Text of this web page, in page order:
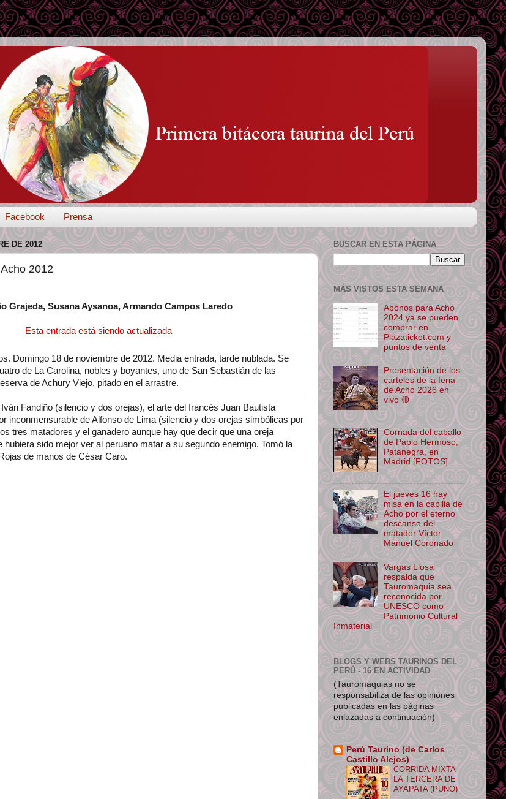
Facebook Prensa
DE 2012
2012
Grajeda, Susana Aysanoa, Armando Campos Laredo
siendo actualizada
Domingo 18 de noviembre de 2012. Media entrada, tarde nublada. Se
de La Carolina, nobles y boyantes, uno de San Sebastián de las
de Achury Viejo, pitado en el arrastre.
Fandiño (silencio y dos orejas), el arte del francés Juan Bautista
inconmensurable de Alfonso de Lima (silencio y dos orejas simbólicas por
tres matadores y el ganadero aunque hay que decir que una oreja
hubiera sido mejor ver al peruano matar a su segundo enemigo. Tomó la
de manos de César Caro.
BUSCAR EN ESTA PÁGINA
MÁS VISTOS ESTA SEMANA
Abonos para Acho
2024 ya se pueden
comprar en
Plazaticket.com y
puntos de venta
Presentación de los
carteles de la feria
de Acho 2026 en
vivo 🔴
Cornada del caballo
de Pablo Hermoso,
Patanegra, en
Madrid [FOTOS]
El jueves 16 hay
misa en la capilla de
Acho por el eterno
descanso del
matador Víctor
Manuel Coronado
Vargas Llosa
respalda que
Tauromaquia sea
reconocida por
UNESCO como
Patrimonio Cultural
Inmaterial
BLOGS Y WEBS TAURINOS DEL
PERÚ - 16 EN ACTIVIDAD
(Tauromaquias no se
responsabiliza de las opiniones
publicadas en las páginas
enlazadas a continuación)
Perú Taurino (de Carlos
Castillo Alejos)
CORRIDA MIXTA
LA TERCERA DE
AYAPATA (PUNO)